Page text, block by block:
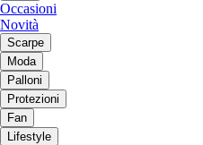
Occasioni
Novità
Scarpe
Moda
Palloni
Protezioni
Fan
Lifestyle